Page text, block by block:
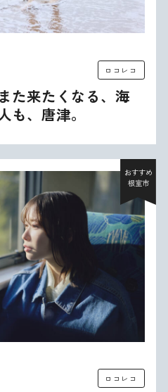
ロコレコ
た来たくなる、海
も、唐津。
おすすめ
根室市
ロコレコ